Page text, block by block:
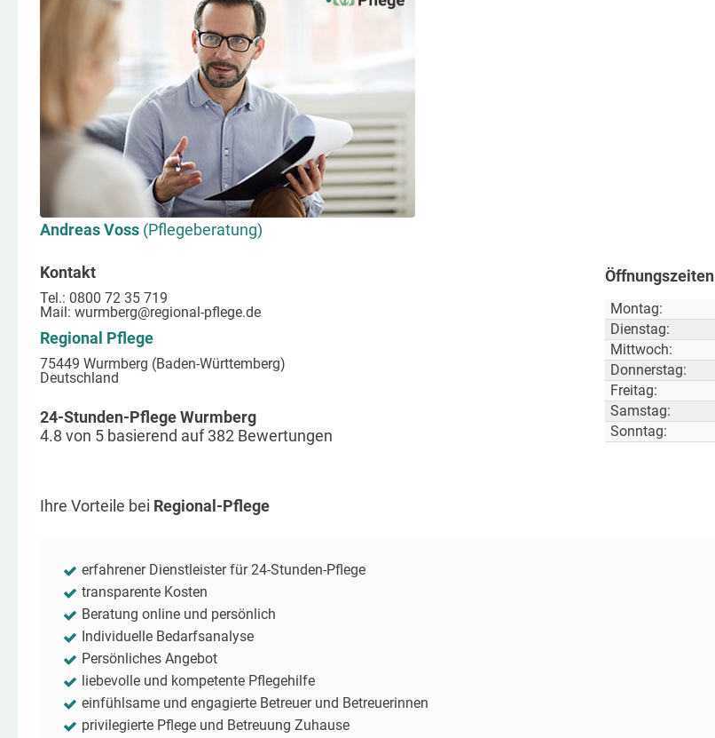
Andreas Voss (Pflegeberatung)
Kontakt
Tel.: 0800 72 35 719
Mail: wurmberg@regional-pflege.de
Regional Pflege
75449 Wurmberg (Baden-Württemberg)
Deutschland
24-Stunden-Pflege Wurmberg
4.8 von 5 basierend auf382 Bewertungen
Öffnungszeiten
Montag:
Dienstag:
Mittwoch:
Donnerstag:
Freitag:
Samstag:
Sonntag:
Ihre Vorteile bei Regional-Pflege
erfahrener Dienstleister für 24-Stunden-Pflege
transparente Kosten
Beratung online und persönlich
Individuelle Bedarfsanalyse
Persönliches Angebot
liebevolle und kompetente Pflegehilfe
einfühlsame und engagierte Betreuer und Betreuerinnen
privilegierte Pflege und Betreuung Zuhause